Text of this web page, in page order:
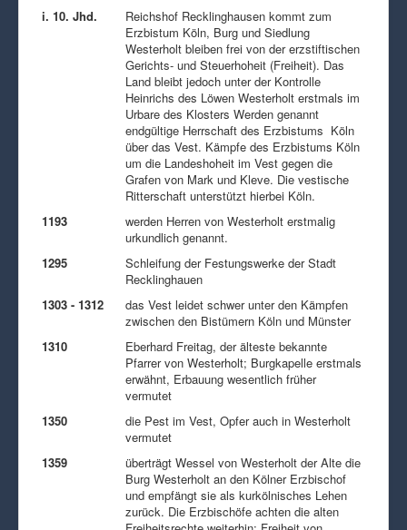
i. 10. Jhd.
Reichshof Recklinghausen kommt zum
Erzbistum Köln, Burg und Siedlung
Westerholt bleiben frei von der erzstiftischen
Gerichts- und Steuerhoheit (Freiheit). Das
Land bleibt jedoch unter der Kontrolle
Heinrichs des Löwen Westerholt erstmals im
Urbare des Klosters Werden genannt
endgültige Herrschaft des Erzbistums Köln
über das Vest. Kämpfe des Erzbistums Köln
um die Landeshoheit im Vest gegen die
Grafen von Mark und Kleve. Die vestische
Ritterschaft unterstützt hierbei Köln.
1193
werden Herren von Westerholt erstmalig
urkundlich genannt.
1295
Schleifung der Festungswerke der Stadt
Recklinghauen
1303 - 1312
das Vest leidet schwer unter den Kämpfen
zwischen den Bistümern Köln und Münster
1310
Eberhard Freitag, der älteste bekannte
Pfarrer von Westerholt; Burgkapelle erstmals
erwähnt, Erbauung wesentlich früher
vermutet
1350
die Pest im Vest, Opfer auch in Westerholt
vermutet
1359
überträgt Wessel von Westerholt der Alte die
Burg Westerholt an den Kölner Erzbischof
und empfängt sie als kurkölnisches Lehen
zurück. Die Erzbischöfe achten die alten